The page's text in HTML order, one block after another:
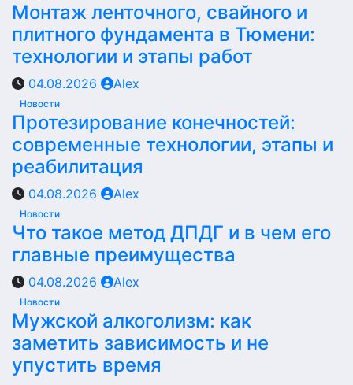
Монтаж ленточного, свайного и
плитного фундамента в Тюмени:
технологии и этапы работ
04.08.2026 Alex
Новости
Протезирование конечностей:
современные технологии, этапы и
реабилитация
04.08.2026 Alex
Новости
Что такое метод ДПДГ и в чем его
главные преимущества
04.08.2026 Alex
Новости
Мужской алкоголизм: как
заметить зависимость и не
упустить время